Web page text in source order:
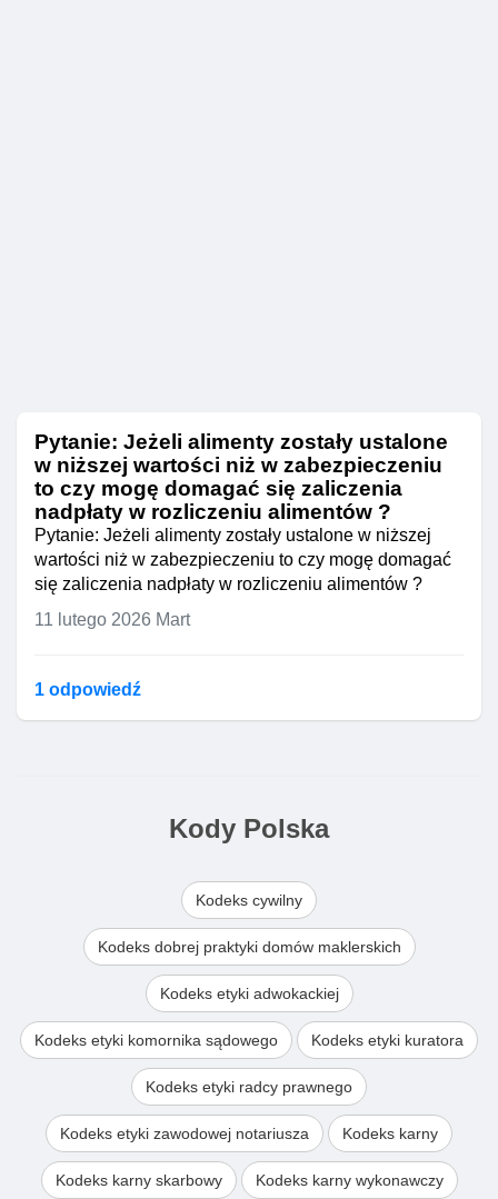
Pytanie: Jeżeli alimenty zostały ustalone
w niższej wartości niż w zabezpieczeniu
to czy mogę domagać się zaliczenia
nadpłaty w rozliczeniu alimentów ?
Pytanie: Jeżeli alimenty zostały ustalone w niższej
wartości niż w zabezpieczeniu to czy mogę domagać
się zaliczenia nadpłaty w rozliczeniu alimentów ?
11 lutego 2026 Mart
1 odpowiedź
Kody Polska
Kodeks cywilny
Kodeks dobrej praktyki domów maklerskich
Kodeks etyki adwokackiej
Kodeks etyki komornika sądowego Kodeks etyki kuratora
Kodeks etyki radcy prawnego
Kodeks etyki zawodowej notariusza Kodeks karny
Kodeks karny skarbowy Kodeks karny wykonawczy